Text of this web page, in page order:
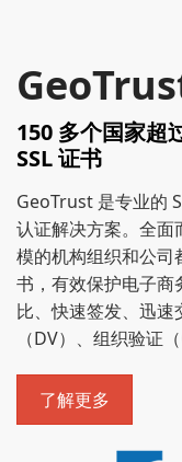
150 多个国家超
SSL 证书
GeoTrust 是专业的
认证解决方案。全面
模的机构组织和公司
书，有效保护电子
比、快速签发、迅速
（DV）、组织验证
了解更多